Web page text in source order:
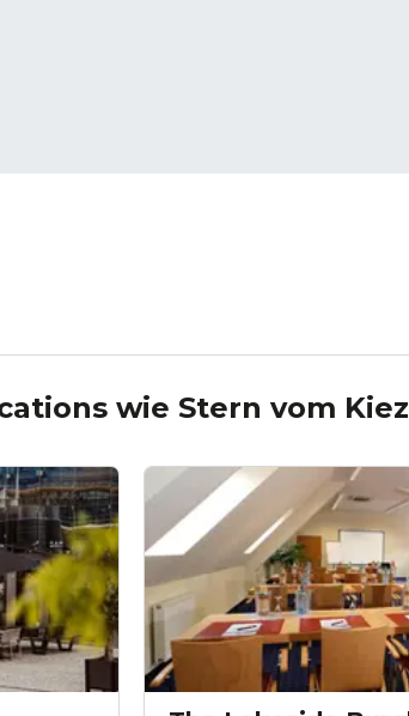
wie Stern vom Kiez